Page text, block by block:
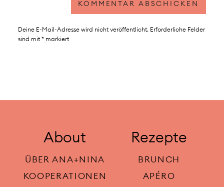
Deine E-Mail-Adresse wird nicht veröffentlicht. Erforderliche Felder
sind mit *markiert
About
ÜBER ANA+NINA
KOOPERATIONEN
Rezepte
BRUNCH
APÉRO